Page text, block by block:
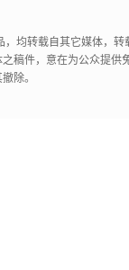
，均转载自其它媒体，
稿件，意在为公众提
除。